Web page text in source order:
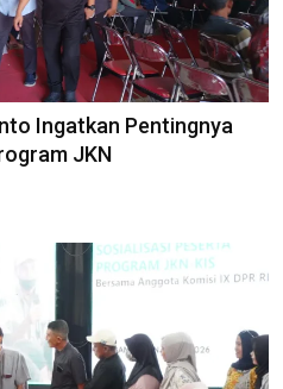
Ingatkan Pentingnya
JKN